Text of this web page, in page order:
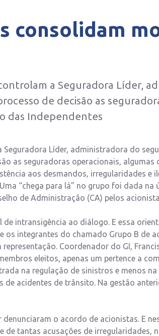
consolidam
a Seguradora Líder,
de decisão as
das Independentes
Líder, administradora do
as seguradoras operacionais,
aos desmandos, irregularidades e
“chega para lá” no grupo foi dada
de Administração (CA) pelos
intransigência ao diálogo. E essa
os integrantes do chamado Grupo B de
Coordenador do GI,
eleitos, apenas um pertence a
na regulação de sinistros e menos
de acidentes de trânsito. Na gestão
o acordo de acionistas. E
de tantas acusações de irregularidades,